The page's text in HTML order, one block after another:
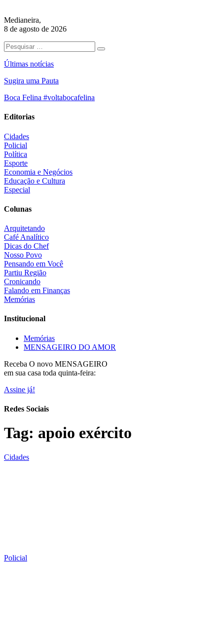
Medianeira,
8 de agosto de 2026
Últimas notícias
Sugira uma Pauta
Boca Felina #voltabocafelina
Editorias
Cidades
Policial
Política
Esporte
Economia e Negócios
Educação e Cultura
Especial
Colunas
Arquitetando
Café Analítico
Dicas do Chef
Nosso Povo
Pensando em Você
Partiu Região
Cronicando
Falando em Finanças
Memórias
Institucional
Memórias
MENSAGEIRO DO AMOR
Receba O novo MENSAGEIRO
em sua casa toda quinta-feira:
Assine já!
Redes Sociais
Tag: apoio exército
Cidades
Policial